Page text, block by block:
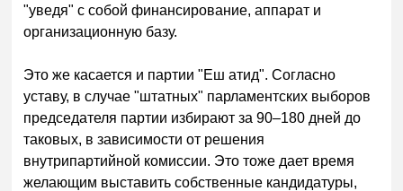
"уведя" с собой финансирование, аппарат и
организационную базу.
Это же касается и партии "Еш атид". Согласно
уставу, в случае "штатных" парламентских выборов
председателя партии избирают за 90–180 дней до
таковых, в зависимости от решения
внутрипартийной комиссии. Это тоже дает время
желающим выставить собственные кандидатуры,